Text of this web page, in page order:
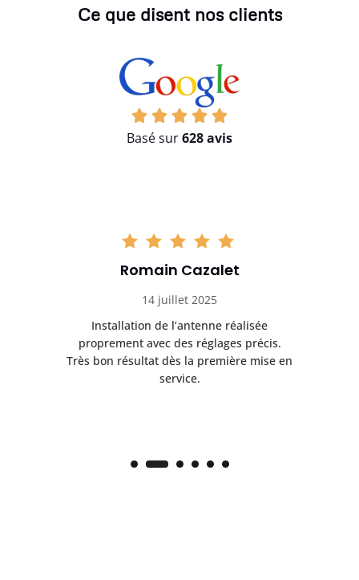
Ce que disent nos clients
Basé sur628 avis
Romain Cazalet
14 juillet 2025
Installation de l’antenne réalisée
proprement avec des réglages précis.
Très bon résultat dès la première mise en
service.